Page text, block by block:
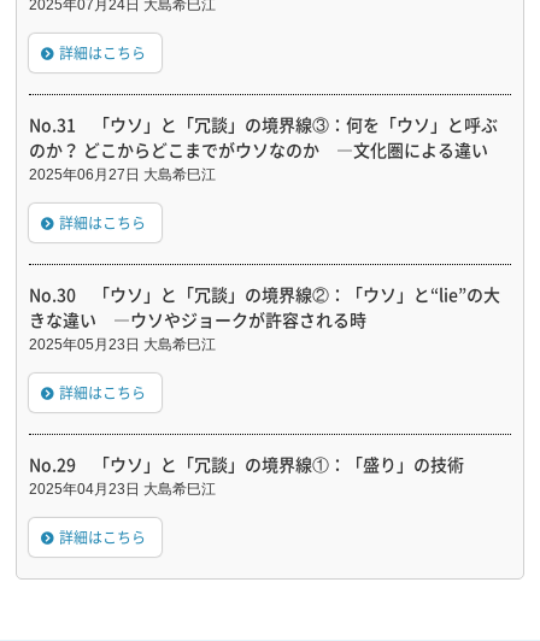
2025年07月24日 大島希巳江
詳細はこちら
No.31 「ウソ」と「冗談」の境界線③：何を「ウソ」と呼ぶ
のか？ どこからどこまでがウソなのか ―文化圏による違い
2025年06月27日 大島希巳江
詳細はこちら
No.30 「ウソ」と「冗談」の境界線②：「ウソ」と“lie”の大
きな違い ―ウソやジョークが許容される時
2025年05月23日 大島希巳江
詳細はこちら
No.29 「ウソ」と「冗談」の境界線①：「盛り」の技術
2025年04月23日 大島希巳江
詳細はこちら